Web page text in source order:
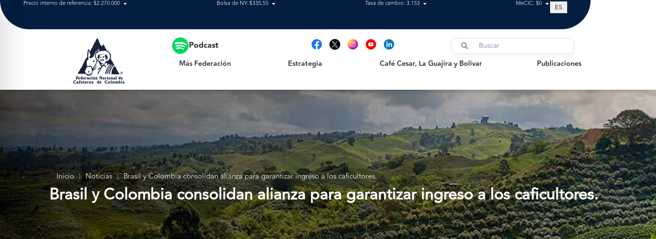
Precio interno de referencia: $2.270.000 Bolsa de NY: $335,55 Tasa de cambio: 3.153 MeCIC: $0 ES
Podcast
Más Federación Estrategia Café Cesar, La Guajira y Bolivar Publicaciones
Publicaciones
Inicio | Noticias | Brasil y Colombia consolidan alianza para garantizar ingreso a los caficultores.
Brasil y Colombia consolidan alianza para garantizar ingreso a los caficultores.